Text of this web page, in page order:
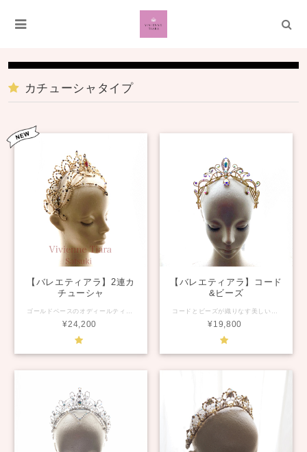
カチューシャタイプ
【バレエティアラ】2連カ
チューシャ
ゴールドベースのオディールティアラ ゴージャスな2連タイプ スワロフスキークリスタル、ジェット（黒）を使い、輝きと艶を出しています。 中心にはアクセントにシャム（赤）を使用。 カラーを変えて、プリンセス系の華やかなティアラにも。 【カラー】 ゴールドパール×クリスタルオーロラ×ジェット パール、ビーズのカラーチェンジも可能です。 【サイズ】 高さ 約4.5cm 幅 約15cm 【製作日数】 こちらの商品はご注文後にお作りいたします。 ご予約状況により、お届けまで約2~3週間いただき、完成次第発送致します。 お届け予定日はメールにてお知らせ致します。 【お急ぎの場合】 お気軽にご相談くださいませ。 2週間以内にお届けの場合別途お急ぎ代金2200円が発生致します。
¥24,200
【バレエティアラ】コード
&ビーズ
コードとビーズが織りなす美しい陰影と、艶のあるティアラ。 ラインの美しさと、ストーンの華やかな輝きが目を惹くエレガントティアラです。 そして、なんといっても軽い！ 軽量かつ華やかなティアラをご体験ください。 オーロラ姫、ライモンダ、リラの精、海賊メドーラ、ギュリナーラ、オダリスク、カラーを変えて、雪の精、金平糖の精、など、演目を選ばすにお使いいただけます。 【仕様】 ゴールドコード、ゴールドパール、スワロフスキークリスタルオーロラビーズ、ストーンを使用。 中心最大高さ 約4.5cm (変更可能ですので、ご希望の高さがございましたら、ご注文前にお知らせください） 幅 約15cm 横幅はワイヤーの弾性によりお客様の頭にフィットいたします。 サイドパーツ一体型ですので、お一人お一人の頭サイズに合わせて、サイド部分も動きの変化をつけてお使いいただけます。 【お手入れ方法】 ティアラは優しくお取り扱いくださいませ。お使いになられましたら、１００円ショップにもございます眼鏡拭きやジュエリー用の布で、パール、ビーズを拭いて、汗やお化粧品からお守りください。 【お届けまで】 こちらのティアラはご注文をお受けしてから順番にお作り致しますので、製作期間を約2週間いただきます。 お急ぎの場合はお気軽にご相談くださいませ。
¥19,800